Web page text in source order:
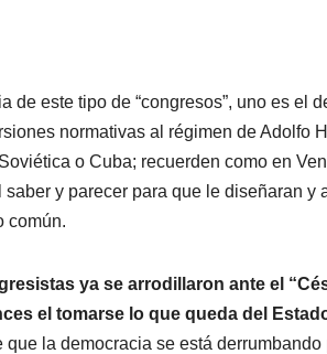
de este tipo de “congresos”, uno es el
normativas al régimen de Adolfo
o Cuba; recuerden como en
y parecer para que le diseñaran y
común.
ya se arrodillaron ante el
el tomarse lo que queda del
que la democracia se está